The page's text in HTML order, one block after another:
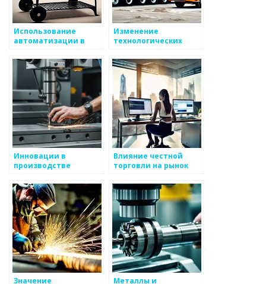
Использование
автоматизации в
металлоизделий
Изменение
технологических
производстве
металлоизделий
Инновации в
производстве
Влияние честной
торговли на рынок
Значение Металлы и